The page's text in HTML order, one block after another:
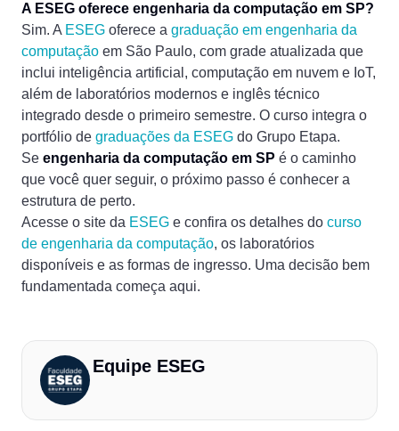
A ESEG oferece engenharia da computação em SP?
Sim. AESEG oferece a graduação em engenharia da
computação em São Paulo, com grade atualizada que
inclui inteligência artificial, computação em nuvem e IoT,
além de laboratórios modernos e inglês técnico
integrado desde o primeiro semestre. O curso integra o
portfólio de graduações da ESEG do Grupo Etapa.
Se engenharia da computação em SP é o caminho
que você quer seguir, o próximo passo é conhecer a
estrutura de perto.
Acesse o site da ESEG e confira os detalhes do curso
de engenharia da computação, os laboratórios
disponíveis e as formas de ingresso. Uma decisão bem
fundamentada começa aqui.
Equipe ESEG